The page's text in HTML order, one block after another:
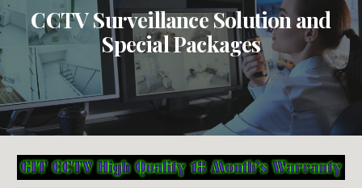
CCTV Surveillance Solution and
Special Packages